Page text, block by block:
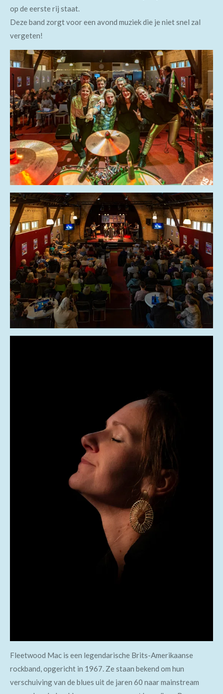
op de eerste rij staat.
Deze band zorgt voor een avond muziek die je niet snel zal
vergeten!
Fleetwood Mac is een legendarische Brits-Amerikaanse
rockband, opgericht in 1967. Ze staan ​​bekend om hun
verschuiving van de blues uit de jaren 60 naar mainstream